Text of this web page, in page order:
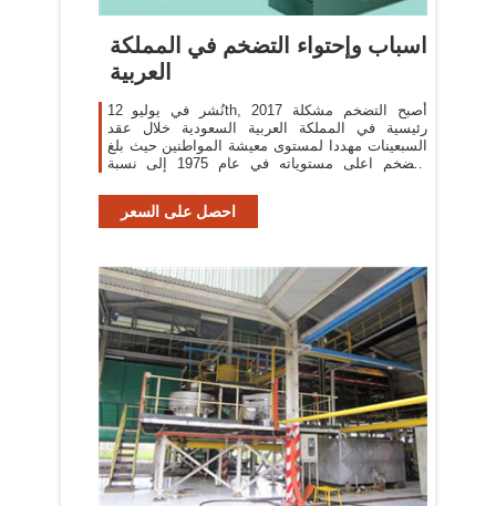
اسباب وإحتواء التضخم في المملكة
العربية
نُشر في يوليو 12th, 2017 أصبح التضخم مشكلة
رئيسية في المملكة العربية السعودية خلال عقد
السبعينات مهددا لمستوى معيشة المواطنين حيث بلغ
التضخم اعلى مستوياته في عام 1975 إلى نسبة
احصل على السعر